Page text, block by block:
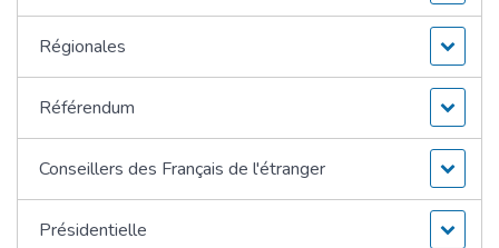
Régionales
Référendum
Conseillers des Français de l'étranger
Présidentielle